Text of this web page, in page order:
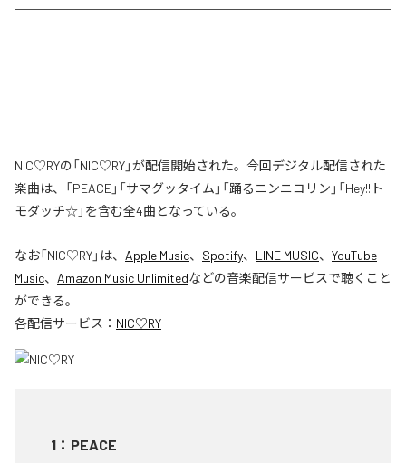
NIC♡RYの「NIC♡RY」が配信開始された。今回デジタル配信された
楽曲は、「PEACE」「サマグッタイム」「踊るニンニコリン」「Hey!!ト
モダッチ☆」を含む全4曲となっている。
なお「NIC♡RY」は、 Apple Music、 Spotify、 LINE MUSIC、 YouTube
Music、 Amazon Music Unlimitedなどの音楽配信サービスで聴くこと
ができる。
各配信サービス： NIC♡RY
1 ： PEACE